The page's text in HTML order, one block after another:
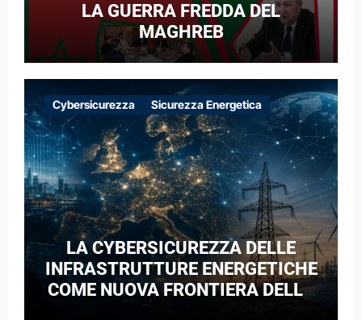
LA GUERRA FREDDA DEL
MAGHREB
Cybersicurezza Sicurezza Energetica
LA CYBERSICUREZZA DELLE
INFRASTRUTTURE ENERGETICHE
COME NUOVA FRONTIERA DELLA